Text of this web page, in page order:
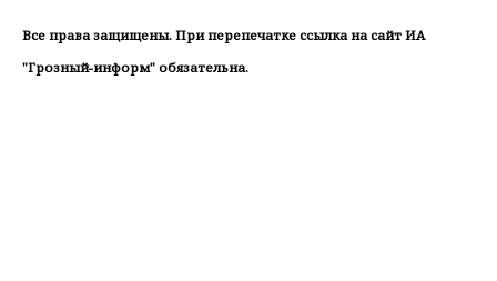
Все права защищены. При перепечатке ссылка на сайт ИА
"Грозный-информ" обязательна.